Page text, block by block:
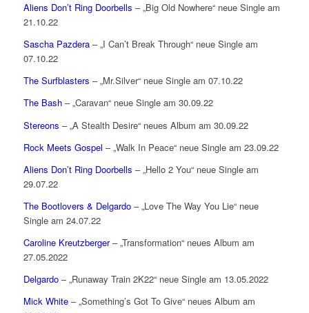
Aliens Don’t Ring Doorbells – „Big Old Nowhere“ neue Single am
21.10.22
Sascha Pazdera– „I Can’t Break Through“ neue Single am
07.10.22
The Surfblasters – „Mr.Silver“ neue Single am 07.10.22
The Bash– „Caravan“ neue Single am 30.09.22
Stereons – „A Stealth Desire“ neues Album am 30.09.22
Rock Meets Gospel – „Walk In Peace“ neue Single am 23.09.22
Aliens Don’t Ring Doorbells – „Hello 2 You“ neue Single am
29.07.22
The Bootlovers & Delgardo– „Love The Way You Lie“ neue
Single am 24.07.22
Caroline Kreutzberger– „Transformation“ neues Album am
27.05.2022
Delgardo– „Runaway Train 2K22“ neue Single am 13.05.2022
Mick White– „Something’s Got To Give“ neues Album am